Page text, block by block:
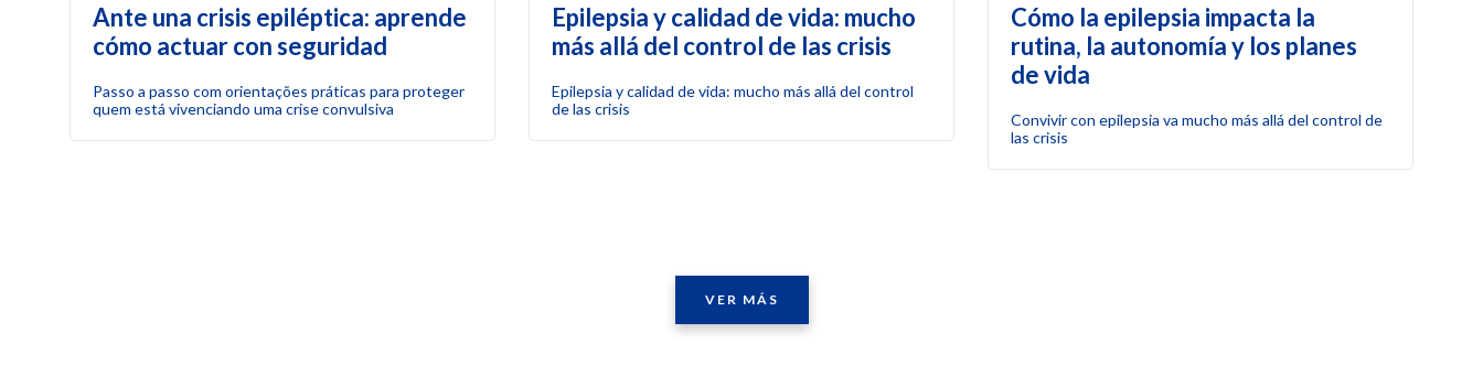
Ante una crisis epiléptica: aprende
cómo actuar con seguridad
Passo a passo com orientações práticas para proteger
quem está vivenciando uma crise convulsiva
Epilepsia y calidad de vida: mucho
más allá del control de las crisis
Epilepsia y calidad de vida: mucho más allá del control
de las crisis
Cómo la epilepsia impacta la
rutina, la autonomía y los planes
de vida
Convivir con epilepsia va mucho más allá del control de
las crisis
VER MÁS